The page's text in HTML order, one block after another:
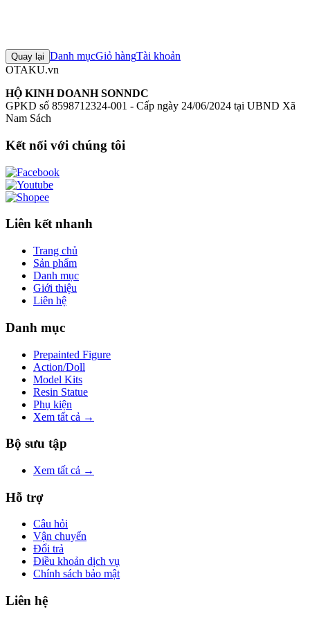
Quay lại Danh mụcGiỏ hàngTài khoản
OTAKU.vn
HỘ KINH DOANH SONNDC
GPKD số 8598712324-001 - Cấp ngày 24/06/2024 tại UBND Xã
Nam Sách
Kết nối với chúng tôi
Liên kết nhanh
Trang chủ
Sản phẩm
Danh mục
Giới thiệu
Liên hệ
Danh mục
Prepainted Figure
Action/Doll
Model Kits
Resin Statue
Phụ kiện
Xem tất cả →
Bộ sưu tập
Xem tất cả →
Hỗ trợ
Câu hỏi
Vận chuyển
Đổi trả
Điều khoản dịch vụ
Chính sách bảo mật
Liên hệ